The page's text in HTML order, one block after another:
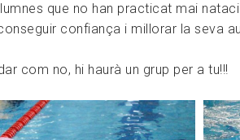
que no han practicat mai
confiança i millorar la seva
com no, hi haurà un grup per a tu!!!